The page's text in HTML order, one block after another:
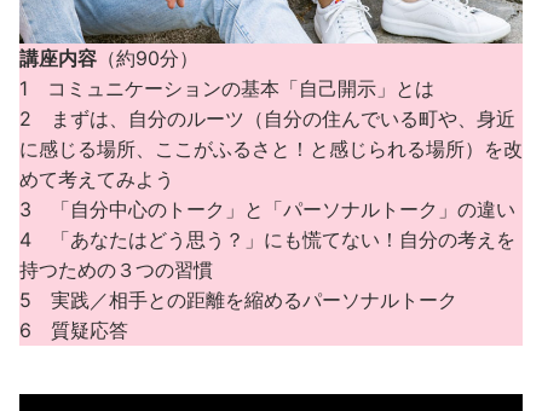
講座内容 （約90分）
1 コミュニケーションの基本「自己開示」とは
2 まずは、自分のルーツ（自分の住んでいる町や、身近
に感じる場所、ここがふるさと！と感じられる場所）を改
めて考えてみよう
3 「自分中心のトーク」と「パーソナルトーク」の違い
4 「あなたはどう思う？」にも慌てない！自分の考えを
持つための３つの習慣
5 実践／相手との距離を縮めるパーソナルトーク
6 質疑応答